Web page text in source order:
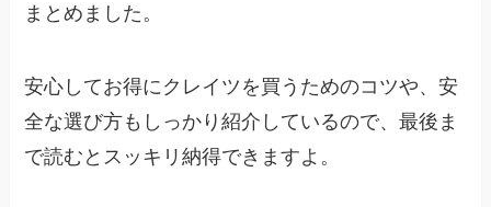
まとめました。
安心してお得にクレイツを買うためのコツや、安
全な選び方もしっかり紹介しているので、最後ま
で読むとスッキリ納得できますよ。